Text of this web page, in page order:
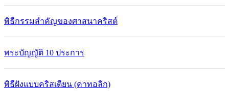
พิธีกรรมสำคัญของศาสนาคริสต์
พระบัญญัติ 10 ประการ
พิธีฝังแบบคริสเตียน (คาทอลิก)